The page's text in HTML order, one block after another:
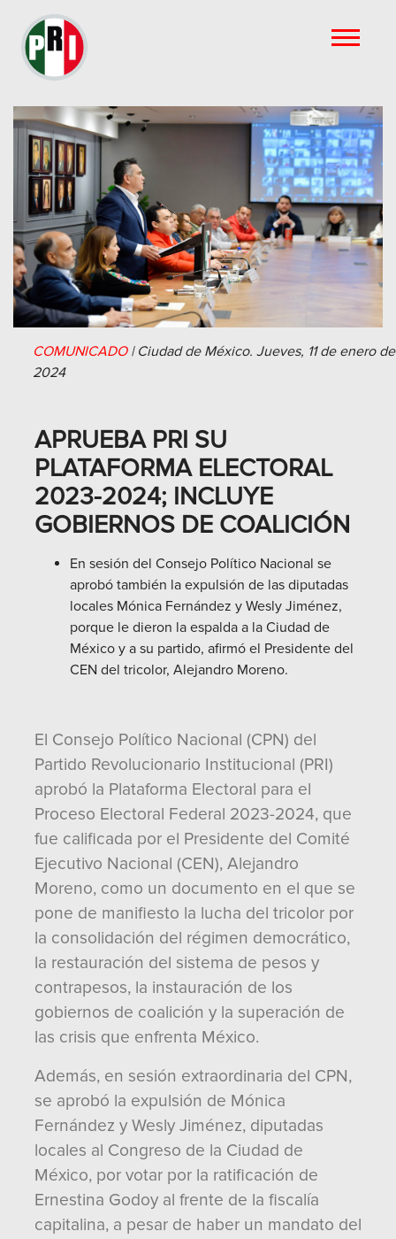
COMUNICADO| Ciudad de México. Jueves, 11 de enero de
2024
APRUEBA PRI SU
PLATAFORMA ELECTORAL
2023-2024; INCLUYE
GOBIERNOS DE COALICIÓN
En sesión del Consejo Político Nacional se
aprobó también la expulsión de las diputadas
locales Mónica Fernández y Wesly Jiménez,
porque le dieron la espalda a la Ciudad de
México y a su partido, afirmó el Presidente del
CEN del tricolor, Alejandro Moreno.
El Consejo Político Nacional (CPN) del
Partido Revolucionario Institucional (PRI)
aprobó la Plataforma Electoral para el
Proceso Electoral Federal 2023-2024, que
fue calificada por el Presidente del Comité
Ejecutivo Nacional (CEN), Alejandro
Moreno, como un documento en el que se
pone de manifiesto la lucha del tricolor por
la consolidación del régimen democrático,
la restauración del sistema de pesos y
contrapesos, la instauración de los
gobiernos de coalición y la superación de
las crisis que enfrenta México.
Además, en sesión extraordinaria del CPN,
se aprobó la expulsión de Mónica
Fernández y Wesly Jiménez, diputadas
locales al Congreso de la Ciudad de
México, por votar por la ratificación de
Ernestina Godoy al frente de la fiscalía
capitalina, a pesar de haber un mandato del